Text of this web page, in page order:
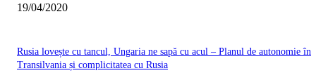
19/04/2020
Rusia lovește cu tancul, Ungaria ne sapă cu acul – Planul de autonomie în
Transilvania și complicitatea cu Rusia